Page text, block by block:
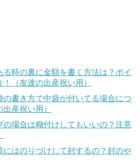
る時の裏に金額を書く方法は？ポイ
（友達の出産祝い用）
の書き方で中袋が付いてる場合につ
産祝い用）
の場合は糊付けしてもいいの？注意
にはのりづけして封するの？封のや